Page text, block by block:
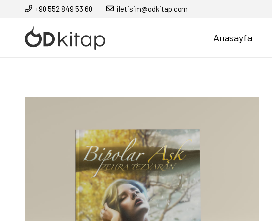
+90 552 849 53 60 iletisim@odkitap.com
Anasayfa